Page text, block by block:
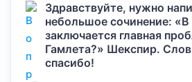
Здравствуйте, нужно
небольшое сочинение:
заключается главная
Гамлета?» Шекспир.
спасибо!